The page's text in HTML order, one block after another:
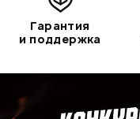
Гарантия
и поддержка